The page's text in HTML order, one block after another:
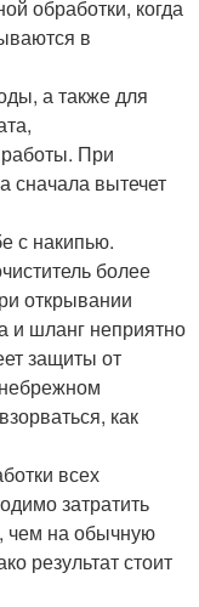
обработки, когда
в
а также для
При
сначала вытечет
с накипью.
более
открывании
и шланг неприятно
защиты от
как
всех
затратить
чем на обычную
результат стоит